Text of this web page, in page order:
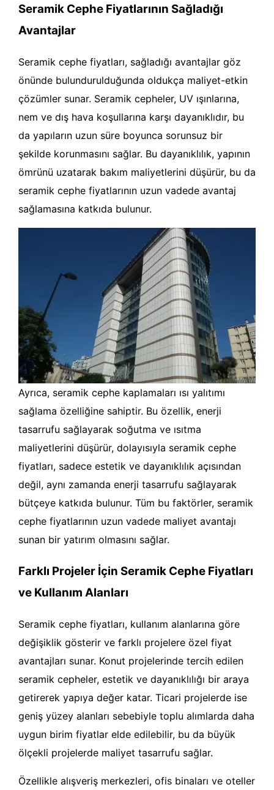
Seramik Cephe Fiyatlarının Sağladığı
Avantajlar
Seramik cephe fiyatları, sağladığı avantajlar göz
önünde bulundurulduğunda oldukça maliyet-etkin
çözümler sunar. Seramik cepheler, UV ışınlarına,
nem ve dış hava koşullarına karşı dayanıklıdır, bu
da yapıların uzun süre boyunca sorunsuz bir
şekilde korunmasını sağlar. Bu dayanıklılık, yapının
ömrünü uzatarak bakım maliyetlerini düşürür, bu da
seramik cephe fiyatlarının uzun vadede avantaj
sağlamasına katkıda bulunur.
Ayrıca, seramik cephe kaplamaları ısı yalıtımı
sağlama özelliğine sahiptir. Bu özellik, enerji
tasarrufu sağlayarak soğutma ve ısıtma
maliyetlerini düşürür, dolayısıyla seramik cephe
fiyatları, sadece estetik ve dayanıklılık açısından
değil, aynı zamanda enerji tasarrufu sağlayarak
bütçeye katkıda bulunur. Tüm bu faktörler, seramik
cephe fiyatlarının uzun vadede maliyet avantajı
sunan bir yatırım olmasını sağlar.
Farklı Projeler İçin Seramik Cephe Fiyatları
ve Kullanım Alanları
Seramik cephe fiyatları, kullanım alanlarına göre
değişiklik gösterir ve farklı projelere özel fiyat
avantajları sunar. Konut projelerinde tercih edilen
seramik cepheler, estetik ve dayanıklılığı bir araya
getirerek yapıya değer katar. Ticari projelerde ise
geniş yüzey alanları sebebiyle toplu alımlarda daha
uygun birim fiyatlar elde edilebilir, bu da büyük
ölçekli projelerde maliyet tasarrufu sağlar.
Özellikle alışveriş merkezleri, ofis binaları ve oteller